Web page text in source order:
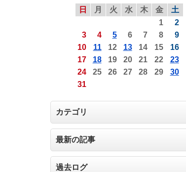
日
月 火 水 木 金
土
1
2
3
4 5 6 7 8
9
10
11 12 13 14 15
16
17
18 19 20 21 22
23
24
25 26 27 28 29
30
31
カテゴリ
最新の記事
過去ログ